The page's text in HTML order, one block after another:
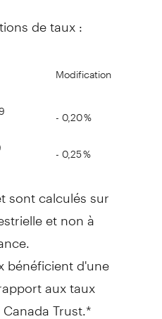
de taux :
Modification
- 0,20 %
- 0,25 %
sont calculés sur
et non à
bénéficient d'une
aux taux
Trust.*